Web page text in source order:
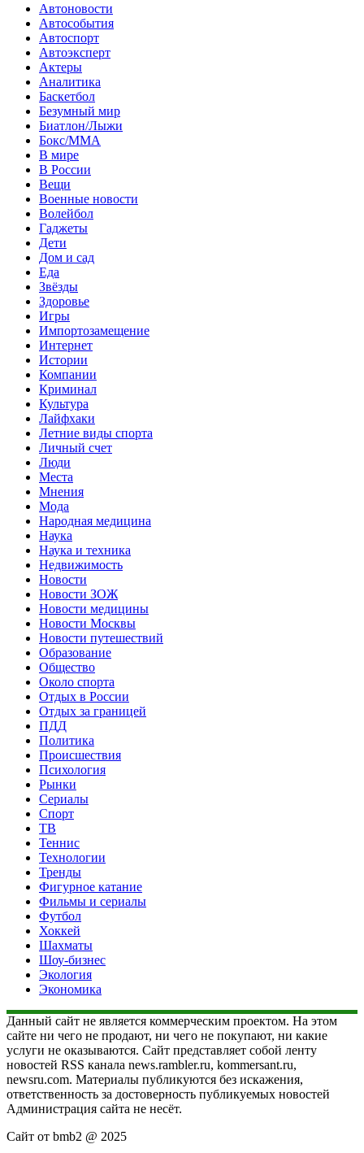
Автоновости
Автособытия
Автоспорт
Автоэксперт
Актеры
Аналитика
Баскетбол
Безумный мир
Биатлон/Лыжи
Бокс/MMA
В мире
В России
Вещи
Военные новости
Волейбол
Гаджеты
Дети
Дом и сад
Еда
Звёзды
Здоровье
Игры
Импортозамещение
Интернет
Истории
Компании
Криминал
Культура
Лайфхаки
Летние виды спорта
Личный счет
Люди
Места
Мнения
Мода
Народная медицина
Наука
Наука и техника
Недвижимость
Новости
Новости ЗОЖ
Новости медицины
Новости Москвы
Новости путешествий
Образование
Общество
Около спорта
Отдых в России
Отдых за границей
ПДД
Политика
Происшествия
Психология
Рынки
Сериалы
Спорт
ТВ
Теннис
Технологии
Тренды
Фигурное катание
Фильмы и сериалы
Футбол
Хоккей
Шахматы
Шоу-бизнес
Экология
Экономика
Данный сайт не является коммерческим проектом. На этом
сайте ни чего не продают, ни чего не покупают, ни какие
услуги не оказываются. Сайт представляет собой ленту
новостей RSS канала news.rambler.ru, kommersant.ru,
newsru.com. Материалы публикуются без искажения,
ответственность за достоверность публикуемых новостей
Администрация сайта не несёт.
Сайт от bmb2 @ 2025